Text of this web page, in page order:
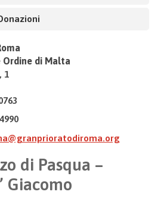
Ordine di Malta
1
di Pasqua –
Giacomo